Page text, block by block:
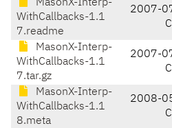
MasonX-Interp-
WithCallbacks-1.1
7.readme
2007-
MasonX-Interp-
WithCallbacks-1.1
7.tar.gz
2007-
MasonX-Interp-
WithCallbacks-1.1
8.meta
2008-